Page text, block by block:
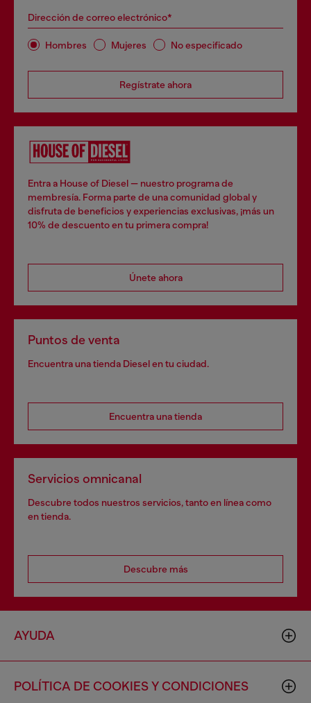
Dirección de correo electrónico*
Hombres Mujeres No especificado
Regístrate ahora
Entra a House of Diesel — nuestro programa de
membresía. Forma parte de una comunidad global y
disfruta de beneficios y experiencias exclusivas, ¡más un
10% de descuento en tu primera compra!
Únete ahora
Puntos de venta
Encuentra una tienda Diesel en tu ciudad.
Encuentra una tienda
Servicios omnicanal
Descubre todos nuestros servicios, tanto en línea como
en tienda.
Descubre más
AYUDA
POLÍTICA DE COOKIES Y CONDICIONES